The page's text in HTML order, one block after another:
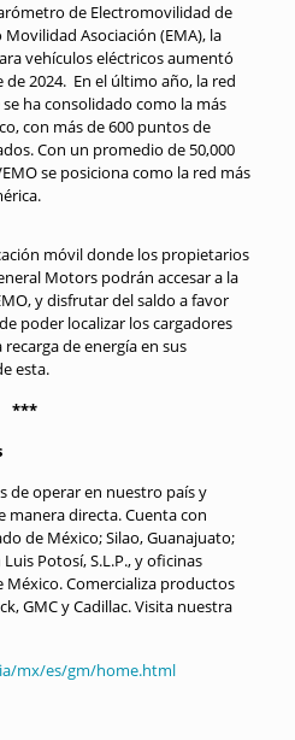
de Electromovilidad de
Asociación (EMA), la
vehículos eléctricos aumentó
2024. En el último año, la red
ha consolidado como la más
con más de 600 puntos de
Con un promedio de 50,000
se posiciona como la red más
móvil donde los propietarios
Motors podrán accesar a la
y disfrutar del saldo a favor
poder localizar los cargadores
de energía en sus
esta.
***
de operar en nuestro país y
manera directa. Cuenta con
de México; Silao, Guanajuato;
Potosí, S.L.P., y oficinas
Comercializa productos
GMC y Cadillac. Visita nuestra
mx/es/gm/home.html